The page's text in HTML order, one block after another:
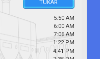
TUKAR
5:50 AM
6:00 AM
7:06 AM
1:22 PM
4:41 PM